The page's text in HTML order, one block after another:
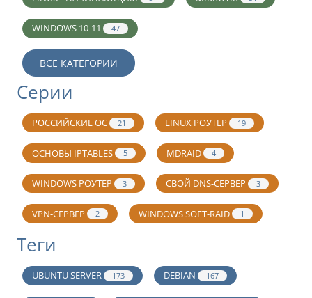
WINDOWS 10-11 47
ВСЕ КАТЕГОРИИ
Серии
РОССИЙСКИЕ ОС 21 LINUX РОУТЕР 19
ОСНОВЫ IPTABLES 5 MDRAID 4
WINDOWS РОУТЕР 3 СВОЙ DNS-СЕРВЕР 3
VPN-СЕРВЕР 2 WINDOWS SOFT-RAID 1
Теги
UBUNTU SERVER 173 DEBIAN 167